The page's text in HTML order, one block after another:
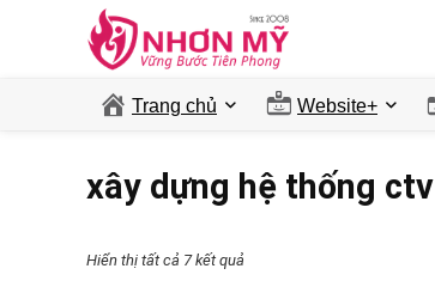
Trang chủ Website+
xây dựng hệ thống ctv
Hiển thị tất cả 7 kết quả